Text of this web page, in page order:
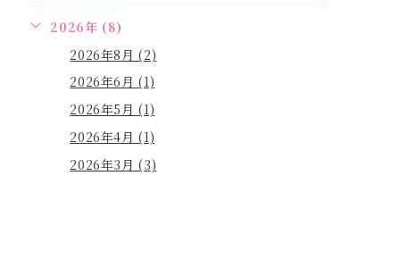
2026年 (8)
2026年8月 (2)
2026年6月 (1)
2026年5月 (1)
2026年4月 (1)
2026年3月 (3)